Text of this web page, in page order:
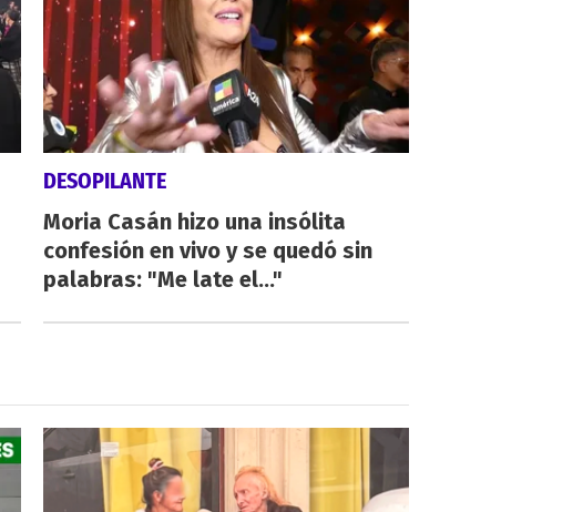
DESOPILANTE
Moria Casán hizo una insólita
confesión en vivo y se quedó sin
palabras: "Me late el..."